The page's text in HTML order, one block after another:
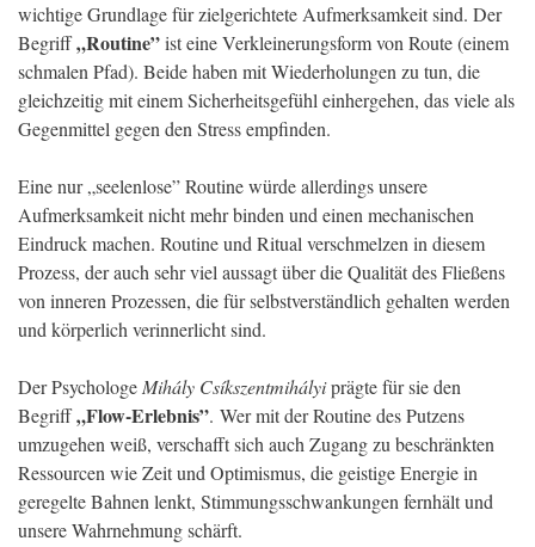
wichtige Grundlage für zielgerichtete Aufmerksamkeit sind. Der
Begriff„Routine”ist eine Verkleinerungsform von Route (einem
schmalen Pfad). Beide haben mit Wiederholungen zu tun, die
gleichzeitig mit einem Sicherheitsgefühl einhergehen, das viele als
Gegenmittel gegen den Stress empfinden.
Eine nur „seelenlose” Routine würde allerdings unsere
Aufmerksamkeit nicht mehr binden und einen mechanischen
Eindruck machen. Routine und Ritual verschmelzen in diesem
Prozess, der auch sehr viel aussagt über die Qualität des Fließens
von inneren Prozessen, die für selbstverständlich gehalten werden
und körperlich verinnerlicht sind.
Der Psychologe Mihály Csíkszentmihályiprägte für sie den
Begriff„Flow-Erlebnis”. Wer mit der Routine des Putzens
umzugehen weiß, verschafft sich auch Zugang zu beschränkten
Ressourcen wie Zeit und Optimismus, die geistige Energie in
geregelte Bahnen lenkt, Stimmungsschwankungen fernhält und
unsere Wahrnehmung schärft.